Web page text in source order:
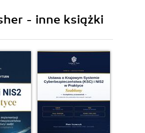
tu coś zmienili
się mnie boją, bo są w 1 kolumnie…
do spraw malowania
może zdziałać cuda
- inne książki